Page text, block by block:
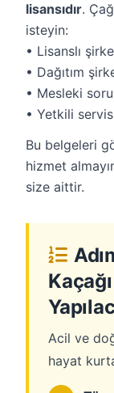
lisansıdır.
isteyin:
• Lisanslı
• Dağıtım
• Mesleki
• Yetkili
Bu belgeleri
hizmet
size aittir.
Acil ve
hayat